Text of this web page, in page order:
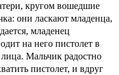
кругом вошедшие
они ласкают младенца,
младенец
на него пистолет в
Мальчик радостно
пистолет, и вдруг